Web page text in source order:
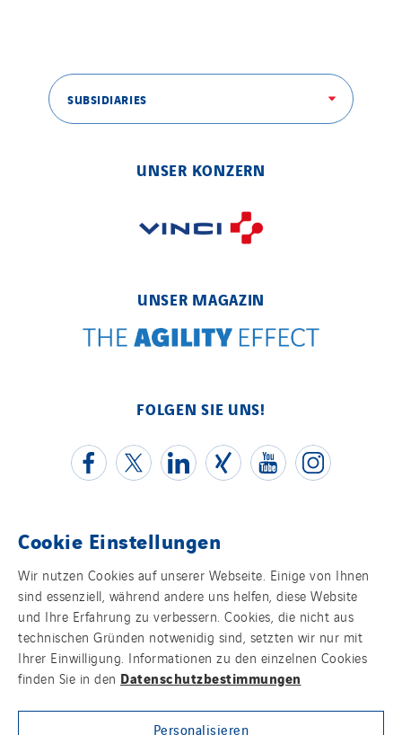
SUBSIDIARIES
UNSER KONZERN
UNSER MAGAZIN
FOLGEN SIE UNS!
Kontakt
Impressum
Datenschutz
Cookies
Cookie Einstellungen
Wir nutzen Cookies auf unserer Webseite. Einige von Ihnen
sind essenziell, während andere uns helfen, diese Website
und Ihre Erfahrung zu verbessern. Cookies, die nicht aus
technischen Gründen notwenidig sind, setzten wir nur mit
Ihrer Einwilligung. Informationen zu den einzelnen Cookies
finden Sie in den Datenschutzbestimmungen
Personalisieren